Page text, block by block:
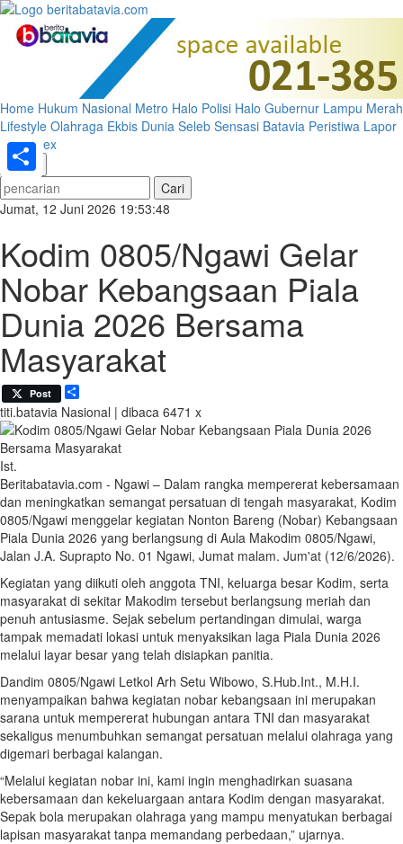
Home Hukum Nasional Metro Halo Polisi Halo Gubernur Lampu Merah
Lifestyle Olahraga Ekbis Dunia Seleb Sensasi Batavia Peristiwa Lapor
Pak Index
«
»
Jumat, 12 Juni 2026 19:53:48
Kodim 0805/Ngawi Gelar
Nobar Kebangsaan Piala
Dunia 2026 Bersama
Masyarakat
Post
titi.batavia Nasional | dibaca 6471 x
Ist.
Beritabatavia.com - Ngawi – Dalam rangka mempererat kebersamaan
dan meningkatkan semangat persatuan di tengah masyarakat, Kodim
0805/Ngawi menggelar kegiatan Nonton Bareng (Nobar) Kebangsaan
Piala Dunia 2026 yang berlangsung di Aula Makodim 0805/Ngawi,
Jalan J.A. Suprapto No. 01 Ngawi, Jumat malam. Jum'at (12/6/2026).
Kegiatan yang diikuti oleh anggota TNI, keluarga besar Kodim, serta
masyarakat di sekitar Makodim tersebut berlangsung meriah dan
penuh antusiasme. Sejak sebelum pertandingan dimulai, warga
tampak memadati lokasi untuk menyaksikan laga Piala Dunia 2026
melalui layar besar yang telah disiapkan panitia.
Dandim 0805/Ngawi Letkol Arh Setu Wibowo, S.Hub.Int., M.H.I.
menyampaikan bahwa kegiatan nobar kebangsaan ini merupakan
sarana untuk mempererat hubungan antara TNI dan masyarakat
sekaligus menumbuhkan semangat persatuan melalui olahraga yang
digemari berbagai kalangan.
“Melalui kegiatan nobar ini, kami ingin menghadirkan suasana
kebersamaan dan kekeluargaan antara Kodim dengan masyarakat.
Sepak bola merupakan olahraga yang mampu menyatukan berbagai
lapisan masyarakat tanpa memandang perbedaan,” ujarnya.
Share